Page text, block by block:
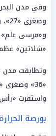
«شلاتين» عظمى «36»،
وتطابقت مدن
واستقرت «رأس
بورصة